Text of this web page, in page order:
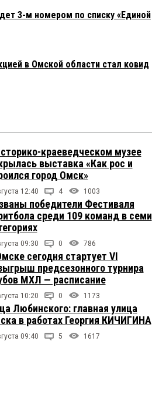
3-м номером по списку «Единой
в Омской области стал ковид
краеведческом музее
выставка «Как рос и
город Омск»
12:40 4 1003
победители Фестиваля
среди 109 команд в семи
09:30 0 786
сегодня стартует VI
предсезонного турнира
МХЛ — расписание
10:20 0 1173
Любинского: главная улица
в работах Георгия КИЧИГИНА
09:40 5 1617